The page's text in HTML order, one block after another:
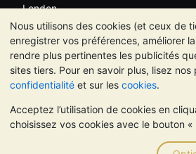
Nous utilisons des cookies (et ceux de
enregistrer vos préférences, améliorer
rendre plus pertinentes les publicités
sites tiers. Pour en savoir plus, lisez nos
confidentialité et sur les cookies.
Acceptez l’utilisation de cookies en
choisissez vos cookies avec le bouton «
London
W6 8DA
ROYAUME UNI
TrustScore 4.6 | 534 avis
VEUILLEZ NOTER: La valeur des
bien baisser qu'augmenter. Les